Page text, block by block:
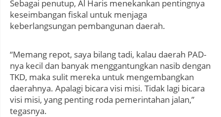
Sebagai penutup, Al Haris menekankan pentingnya
keseimbangan fiskal untuk menjaga
keberlangsungan pembangunan daerah.
“Memang repot, saya bilang tadi, kalau daerah PAD-
nya kecil dan banyak menggantungkan nasib dengan
TKD, maka sulit mereka untuk mengembangkan
daerahnya. Apalagi bicara visi misi. Tidak lagi bicara
visi misi, yang penting roda pemerintahan jalan,”
tegasnya.